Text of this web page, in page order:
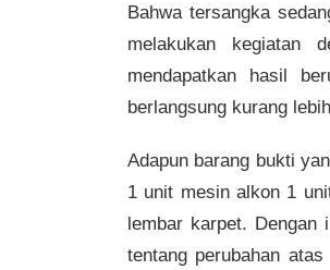
Bahwa tersangka
melakukan kegiatan
mendapatkan hasil
berlangsung kurang
Adapun barang bukti
1 unit mesin alkon 1
lembar karpet.
tentang perubahan